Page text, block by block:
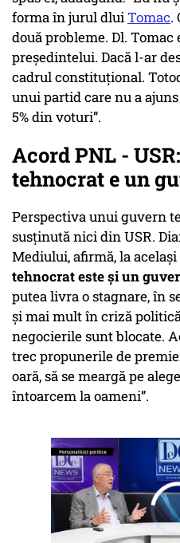
forma în jurul dluiTomac.
două probleme. Dl.
președintelui. Dacă l-ar
cadrul constituțional.
unui partid care nu a
5% din voturi”.
Acord PNL -
tehnocrat e un
Perspectiva unui guvern
susținută nici din USR.
Mediului, afirmă, la același
tehnocrat este și un
putea livra o stagnare, în
și mai mult în criză
negocierile sunt blocate.
trec propunerile de
oară, să se meargă pe
întoarcem la oameni”.